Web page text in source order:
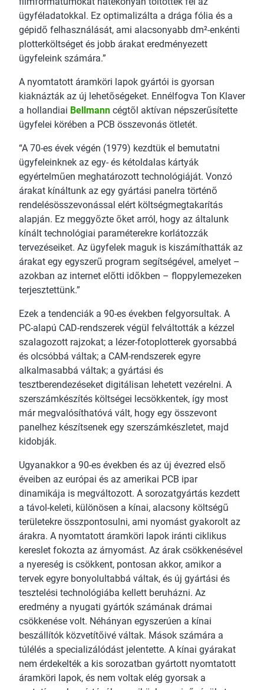
ügyféladatokkal. Ez optimalizálta a drága fólia és a
gépidő felhasználását, ami alacsonyabb dm²-enkénti
plotterköltséget és jobb árakat eredményezett
ügyfeleink számára.”
A nyomtatott áramköri lapok gyártói is gyorsan
kiaknázták az új lehetőségeket. Ennélfogva Ton Klaver
a hollandiai Bellmann cégtől aktívan népszerűsítette
ügyfelei körében a PCB összevonás ötletét.
“A 70-es évek végén (1979) kezdtük el bemutatni
ügyfeleinknek az egy- és kétoldalas kártyák
egyértelműen meghatározott technológiáját. Vonzó
árakat kínáltunk az egy gyártási panelra történő
rendelésösszevonással elért költségmegtakarítás
alapján. Ez meggyőzte őket arról, hogy az általunk
kínált technológiai paraméterekre korlátozzák
tervezéseiket. Az ügyfelek maguk is kiszámíthatták az
árakat egy egyszerű program segítségével, amelyet –
azokban az internet előtti időkben – floppylemezeken
terjesztettünk.”
Ezek a tendenciák a 90-es években felgyorsultak. A
PC-alapú CAD-rendszerek végül felváltották a kézzel
szalagozott rajzokat; a lézer-fotoplotterek gyorsabbá
és olcsóbbá váltak; a CAM-rendszerek egyre
alkalmasabbá váltak; a gyártási és
tesztberendezéseket digitálisan lehetett vezérelni. A
szerszámkészítés költségei lecsökkentek, így most
már megvalósíthatóvá vált, hogy egy összevont
panelhez készítsenek egy szerszámkészletet, majd
kidobják.
Ugyanakkor a 90-es években és az új évezred első
éveiben az európai és az amerikai PCB ipar
dinamikája is megváltozott. A sorozatgyártás kezdett
a távol-keleti, különösen a kínai, alacsony költségű
területekre összpontosulni, ami nyomást gyakorolt az
árakra. A nyomtatott áramköri lapok iránti ciklikus
kereslet fokozta az árnyomást. Az árak csökkenésével
a nyereség is csökkent, pontosan akkor, amikor a
tervek egyre bonyolultabbá váltak, és új gyártási és
tesztelési technológiába kellett beruházni. Az
eredmény a nyugati gyártók számának drámai
csökkenése volt. Néhányan egyszerúen a kínai
beszállítók közvetítőivé váltak. Mások számára a
túlélés a specializálódást jelentette. A kínai gyárakat
nem érdekelték a kis sorozatban gyártott nyomtatott
áramköri lapok, és nem voltak elég gyorsak a